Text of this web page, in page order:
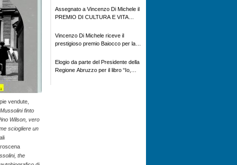
vendute,
Mussolini finto
Wilson, vero
sciogliere un
the
in Russia” di Vincenzo Di Michele
Assegnato a Vincenzo Di Michele il
PREMIO DI CULTURA E VITA
Vincenzo Di Michele riceve il
prestigioso premio Baiocco per la
Elogio da parte del Presidente della
Regione Abruzzo per il libro “Io,